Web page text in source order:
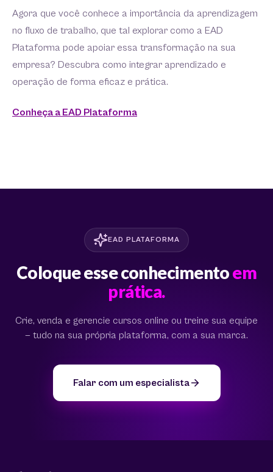
Agora que você conhece a importância da aprendizagem
no fluxo de trabalho, que tal explorar como a EAD
Plataforma pode apoiar essa transformação na sua
empresa? Descubra como integrar aprendizado e
operação de forma eficaz e prática.
Conheça a EAD Plataforma
EAD PLATAFORMA
Coloque esse conhecimentoem
prática.
Crie, venda e gerencie cursos online ou treine sua equipe
— tudo na sua própria plataforma, com a sua marca.
Falar com um especialista